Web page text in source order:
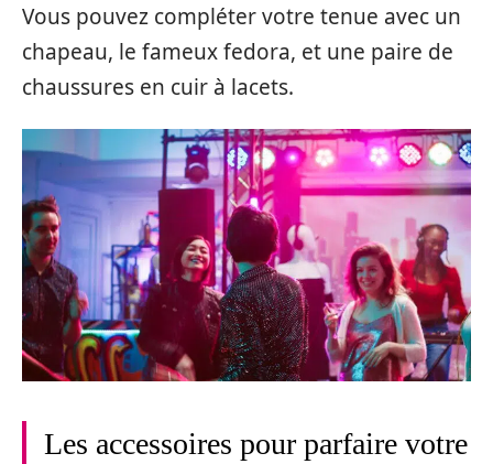
Vous pouvez compléter votre tenue avec un
chapeau, le fameux fedora, et une paire de
chaussures en cuir à lacets.
Les accessoires pour parfaire votre